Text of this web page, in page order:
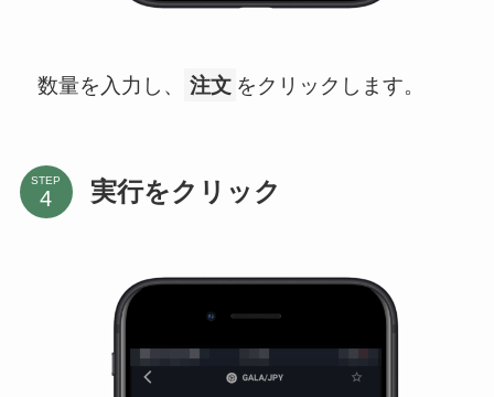
数量を入力し、 注文 をクリックします。
STEP 実行をクリック